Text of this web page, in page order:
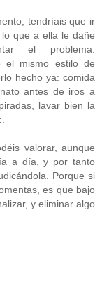
tendríais que ir
que a ella le dañe
el problema.
el mismo estilo de
hecho ya: comida
antes de iros a
lavar bien la
valorar, aunque
a día, y por tanto
Porque si
es que bajo
y eliminar algo